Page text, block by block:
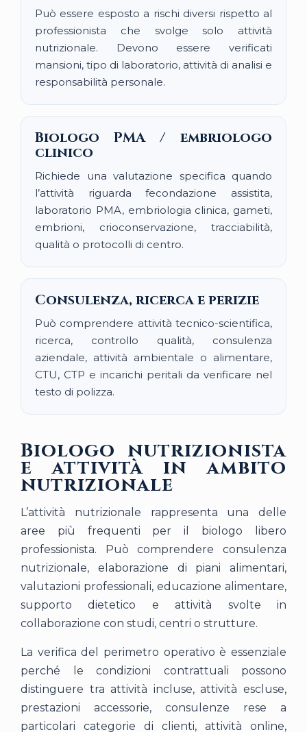
Può essere esposto a rischi diversi rispetto al
professionista che svolge solo attività
nutrizionale. Devono essere verificati
mansioni, tipo di laboratorio, attività di analisi e
responsabilità personale.
Biologo PMA / embriologo
clinico
Richiede una valutazione specifica quando
l’attività riguarda fecondazione assistita,
laboratorio PMA, embriologia clinica, gameti,
embrioni, crioconservazione, tracciabilità,
qualità o protocolli di centro.
Consulenza, ricerca e perizie
Può comprendere attività tecnico-scientifica,
ricerca, controllo qualità, consulenza
aziendale, attività ambientale o alimentare,
CTU, CTP e incarichi peritali da verificare nel
testo di polizza.
Biologo nutrizionista
e attività in ambito
nutrizionale
L’attività nutrizionale rappresenta una delle
aree più frequenti per il biologo libero
professionista. Può comprendere consulenza
nutrizionale, elaborazione di piani alimentari,
valutazioni professionali, educazione alimentare,
supporto dietetico e attività svolte in
collaborazione con studi, centri o strutture.
La verifica del perimetro operativo è essenziale
perché le condizioni contrattuali possono
distinguere tra attività incluse, attività escluse,
prestazioni accessorie, consulenze rese a
particolari categorie di clienti, attività online,